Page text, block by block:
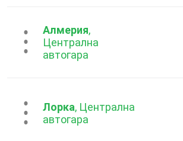
...Алмерия,
Централна
автогара
...Лорка, Централна
автогара